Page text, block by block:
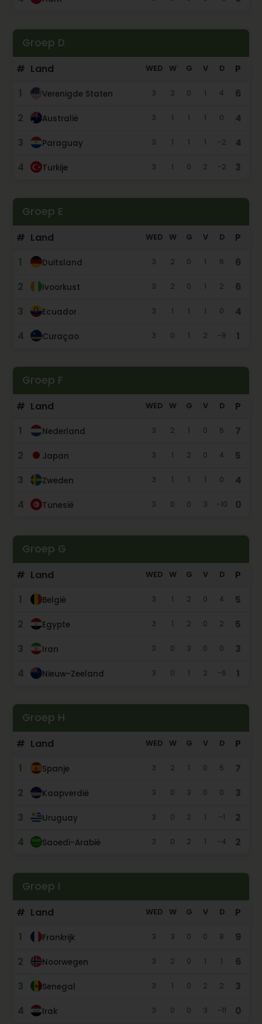
Groep D
# Land WED W G V D
P
1
Verenigde Staten 3 2 0 1 4
6
2
Australië 3 1 1 1 0
4
3
Paraguay 3 1 1 1 -2
4
4
Turkije 3 1 0 2 -2 3
Groep E
# Land WED W G V D
P
1
Duitsland 3 2 0 1 6
6
2
Ivoorkust 3 2 0 1 2
6
3
Ecuador 3 1 1 1 0
4
4
Curaçao 3 0 1 2 -8 1
Groep F
# Land WED W G V D
P
1
Nederland 3 2 1 0 6
7
2
Japan 3 1 2 0 4
5
3
Zweden 3 1 1 1 0
4
4
Tunesië 3 0 0 3 -10 0
Groep G
# Land WED W G V D
P
1
België 3 1 2 0 4
5
2
Egypte 3 1 2 0 2
5
3
Iran 3 0 3 0 0
3
4
Nieuw-Zeeland 3 0 1 2 -6 1
Groep H
# Land WED W G V D
P
1
Spanje 3 2 1 0 5
7
2
Kaapverdië 3 0 3 0 0
3
3
Uruguay 3 0 2 1 -1
2
4
Saoedi-Arabië 3 0 2 1 -4 2
Groep I
# Land WED W G V D
P
1
Frankrijk 3 3 0 0 8
9
2
Noorwegen 3 2 0 1 1
6
3
Senegal 3 1 0 2 2
3
4
Irak 3 0 0 3 -11 0